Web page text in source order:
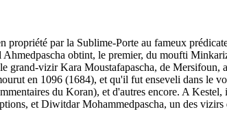
par la Sublime-Porte au fameux
obtint, le premier, du moufti
vizir Kara Moustafapascha, de Mersifoun,
en 1096 (1684), et qu'il fut enseveli dans le
du Koran), et d'autres encore. A Kestel,
et Diwitdar Mohammedpascha, un des